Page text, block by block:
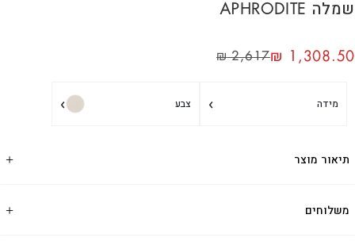
שמלה APHRODITE
₪2,617₪ 1,308.50
מידה › צבע ›
תיאור מוצר
משלוחים